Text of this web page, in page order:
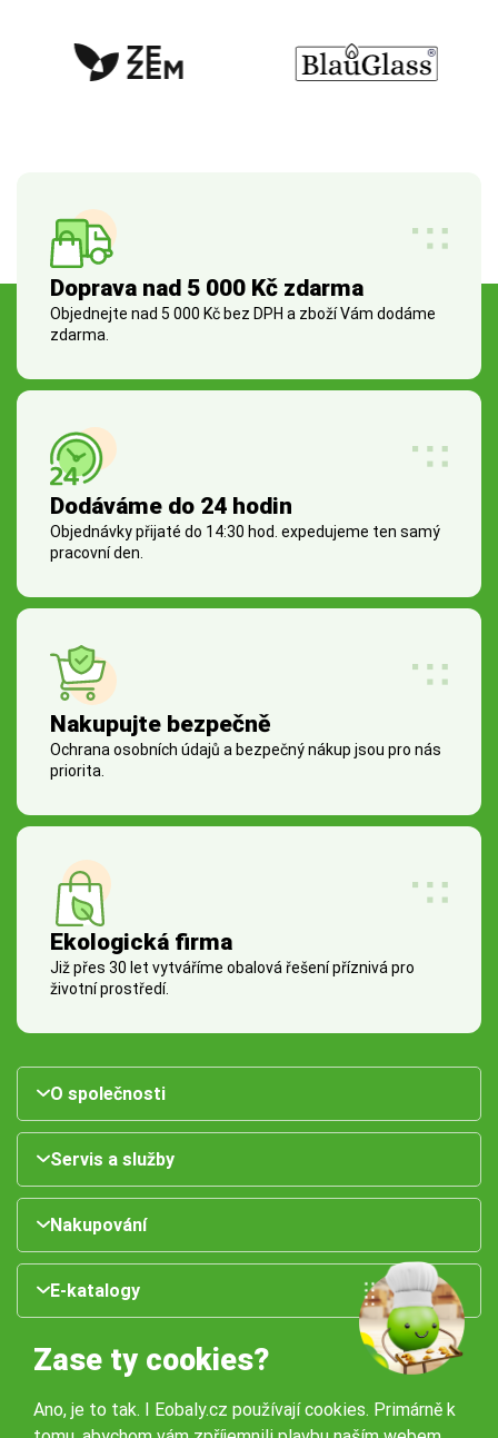
Doprava nad 5 000 Kč zdarma
Objednejte nad 5 000 Kč bez DPH a zboží Vám dodáme
zdarma.
Dodáváme do 24 hodin
Objednávky přijaté do 14:30 hod. expedujeme ten samý
pracovní den.
Nakupujte bezpečně
Ochrana osobních údajů a bezpečný nákup jsou pro nás
priorita.
Ekologická firma
Již přes 30 let vytváříme obalová řešení příznivá pro
životní prostředí.
O společnosti
Servis a služby
Nakupování
E-katalogy
Zase ty cookies?
Ano, je to tak. I Eobaly.cz používají cookies. Primárně k